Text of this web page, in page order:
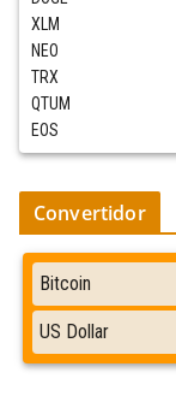
XLM
NEO
TRX
QTUM
EOS
Convertidor